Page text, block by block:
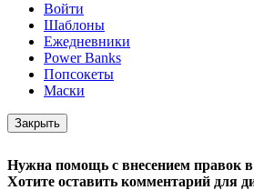
Войти
Шаблоны
Ежедневники
Power Banks
Попсокеты
Маски
Закрыть
Нужна помощь с внесением правок в
Хотите оставить комментарий для